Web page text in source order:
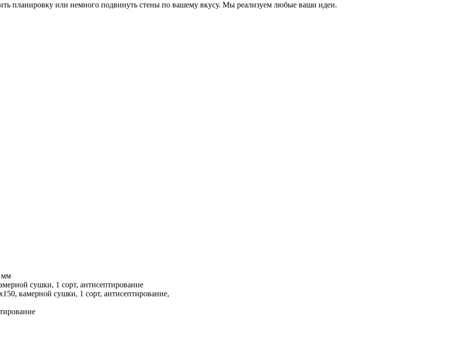
планировку или немного подвинуть стены по вашему вкусу. Мы реализуем любые ваши идеи.
мм
сушки, 1 сорт, антисептирование
камерной сушки, 1 сорт, антисептирование,